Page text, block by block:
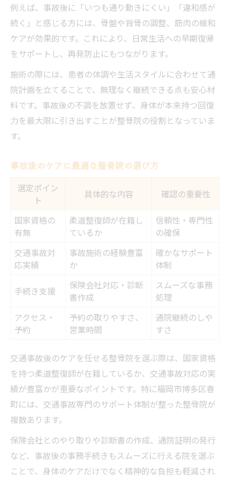
例えば、事故後に「いつも通り動きにくい」「違和感が
続く」と感じる方には、骨盤や背骨の調整、筋肉の緩和
ケアが効果的です。これにより、日常生活への早期復帰
をサポートし、再発防止にもつながります。
施術の際には、患者の体調や生活スタイルに合わせて通
院計画を立てることで、無理なく継続できる点も安心材
料です。事故後の不調を放置せず、身体が本来持つ回復
力を最大限に引き出すことが整骨院の役割となっていま
す。
事故後のケアに最適な整骨院の選び方
選定ポイン
ト
具体的な内容 確認の重要性
国家資格の
有無
柔道整復師が在籍し
ているか
信頼性・専門性
の確保
交通事故対
応実績
事故施術の経験豊富
か
確かなサポート
体制
手続き支援
保険会社対応・診断
書作成
スムーズな事務
処理
アクセス・
予約
予約の取りやすさ、
営業時間
通院継続のしや
すさ
交通事故後のケアを任せる整骨院を選ぶ際は、国家資格
を持つ柔道整復師が在籍しているか、交通事故対応の実
績が豊富かが重要なポイントです。特に福岡市博多区春
町には、交通事故専門のサポート体制が整った整骨院が
複数あります。
保険会社とのやり取りや診断書の作成、通院証明の発行
など、事故後の事務手続きもスムーズに行える院を選ぶ
ことで、身体のケアだけでなく精神的な負担も軽減され